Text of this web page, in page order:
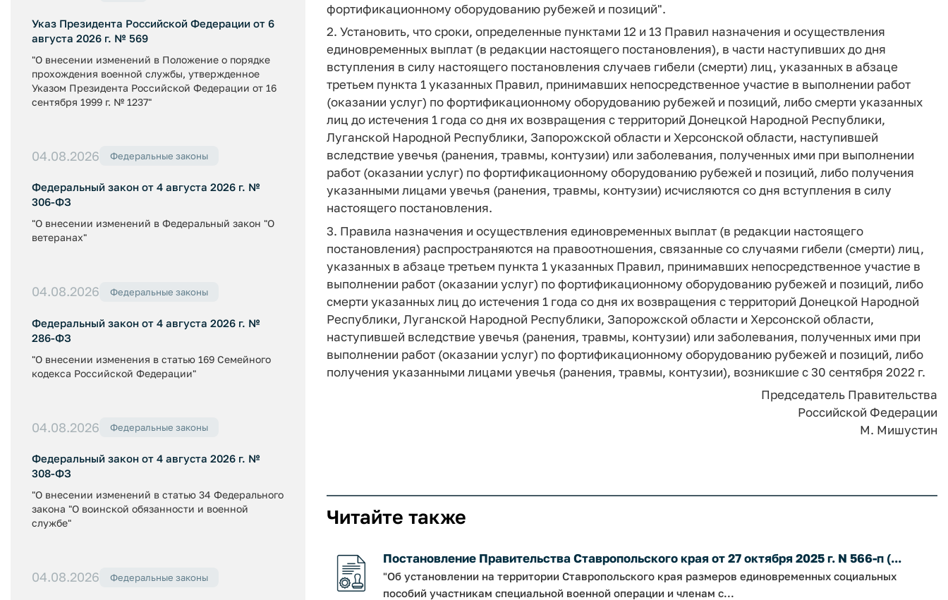
Указ Президента Российской Федерации от 6
августа 2026 г. № 569
"О внесении изменений в Положение о порядке
прохождения военной службы, утвержденное
Указом Президента Российской Федерации от 16
сентября 1999 г. № 1237"
04.08.2026 Федеральные законы
Федеральный закон от 4 августа 2026 г. №
306-ФЗ
"О внесении изменений в Федеральный закон "О
ветеранах"
04.08.2026 Федеральные законы
Федеральный закон от 4 августа 2026 г. №
286-ФЗ
"О внесении изменения в статью 169 Семейного
кодекса Российской Федерации"
04.08.2026 Федеральные законы
Федеральный закон от 4 августа 2026 г. №
308-ФЗ
"О внесении изменений в статью 34 Федерального
закона "О воинской обязанности и военной
службе"
04.08.2026 Федеральные законы
фортификационному оборудованию рубежей и позиций".
2. Установить, что сроки, определенные пунктами 12 и 13 Правил назначения и осуществления
единовременных выплат (в редакции настоящего постановления), в части наступивших до дня
вступления в силу настоящего постановления случаев гибели (смерти) лиц, указанных в абзаце
третьем пункта 1 указанных Правил, принимавших непосредственное участие в выполнении работ
(оказании услуг) по фортификационному оборудованию рубежей и позиций, либо смерти указанных
лиц до истечения 1 года со дня их возвращения с территорий Донецкой Народной Республики,
Луганской Народной Республики, Запорожской области и Херсонской области, наступившей
вследствие увечья (ранения, травмы, контузии) или заболевания, полученных ими при выполнении
работ (оказании услуг) по фортификационному оборудованию рубежей и позиций, либо получения
указанными лицами увечья (ранения, травмы, контузии) исчисляются со дня вступления в силу
настоящего постановления.
3. Правила назначения и осуществления единовременных выплат (в редакции настоящего
постановления) распространяются на правоотношения, связанные со случаями гибели (смерти) лиц,
указанных в абзаце третьем пункта 1 указанных Правил, принимавших непосредственное участие в
выполнении работ (оказании услуг) по фортификационному оборудованию рубежей и позиций, либо
смерти указанных лиц до истечения 1 года со дня их возвращения с территорий Донецкой Народной
Республики, Луганской Народной Республики, Запорожской области и Херсонской области,
наступившей вследствие увечья (ранения, травмы, контузии) или заболевания, полученных ими при
выполнении работ (оказании услуг) по фортификационному оборудованию рубежей и позиций, либо
получения указанными лицами увечья (ранения, травмы, контузии), возникшие с 30 сентября 2022 г.
Председатель Правительства
Российской Федерации
М. Мишустин
Читайте также
Постановление Правительства Ставропольского края от 27 октября 2025 г. N 566-п (...
"Об установлении на территории Ставропольского края размеров единовременных социальных
пособий участникам специальной военной операции и членам с...